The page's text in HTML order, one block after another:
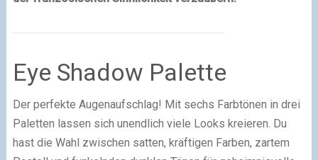
Eye Shadow Palette
Der perfekte Augenaufschlag! Mit sechs Farbtönen in drei
Paletten lassen sich unendlich viele Looks kreieren. Du
hast die Wahl zwischen satten, kräftigen Farben, zartem